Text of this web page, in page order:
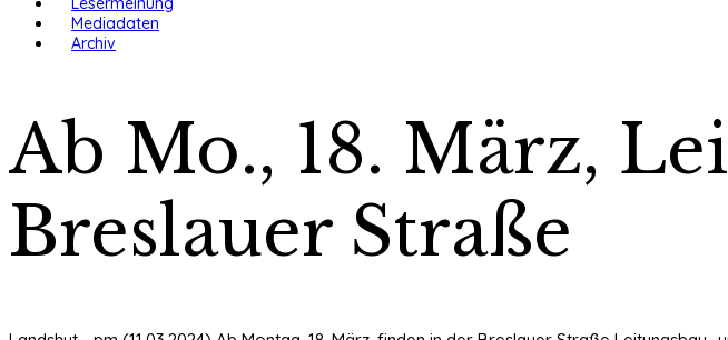
Mediadaten
Archiv
Ab Mo., 18. März,
Breslauer Straße